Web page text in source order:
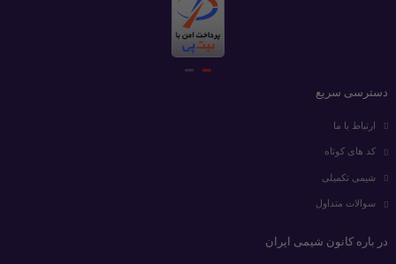
دسترسی سریع
ارتباط با ما
کد های کوتاه
شیمی تکمیلی
سوالات متداول
در باره کانون شیمی ایران